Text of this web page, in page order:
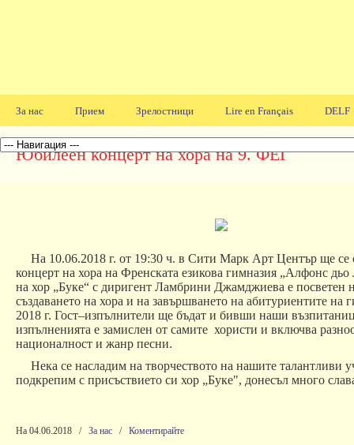
За нас Прием Зрелостници Lire en Français DELF
Навигация
Юбилеен концерт на хора на 9. ФЕГ
На 10.06.2018 г. от19:30 ч. в Сити Марк Арт Център ще се
концерт на хора на Френската езикова гимназия „Алфонс дьо
на хор „Буке“ с диригент Ламбрини Джамджиева е посветен
създаването на хора и на завършването на абитуриентите на
2018 г. Гост–изпълнители ще бъдат и бивши наши
изпълненията е замислен от самите хористи и включва
националност и жанр песни.
Нека се насладим на творчеството на нашите талантливи
подкрепим с присъствието си хор „Буке", донесъл много
На 04.06.2018 / За нас / Коментирайте